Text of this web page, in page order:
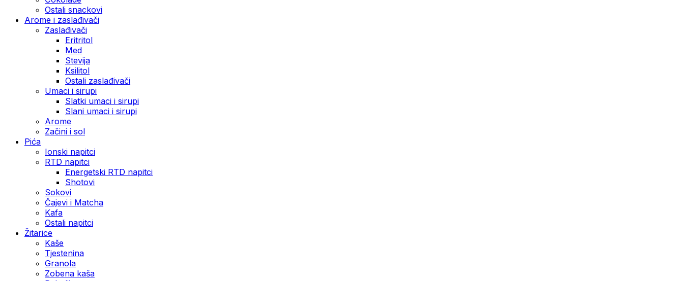
Ostali snackovi
Arome i zaslađivači
Zaslađivači
Eritritol
Med
Stevija
Ksilitol
Ostali zaslađivači
Umaci i sirupi
Slatki umaci i sirupi
Slani umaci i sirupi
Arome
Začini i sol
Pića
Ionski napitci
RTD napitci
Energetski RTD napitci
Shotovi
Sokovi
Čajevi i Matcha
Kafa
Ostali napitci
Žitarice
Kaše
Tjestenina
Granola
Zobena kaša